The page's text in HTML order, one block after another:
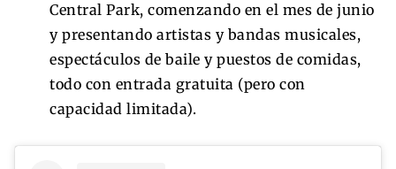
Central Park, comenzando en el mes de junio
y presentando artistas y bandas musicales,
espectáculos de baile y puestos de comidas,
todo con entrada gratuita (pero con
capacidad limitada).